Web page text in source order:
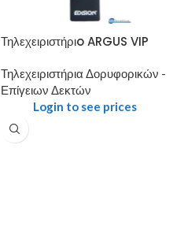
Τηλεχειριστήριo ARGUS VIP
Τηλεχειριστήρια Δορυφορικών -
Επίγειων Δεκτών
Login to see prices